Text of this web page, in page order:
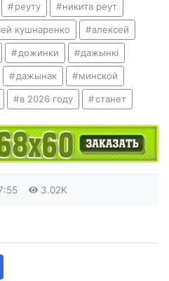
реуту никита реут
кушнаренко алексей
дожинки дажынкi
дажынак минской
в 2026 году станет
3.02K